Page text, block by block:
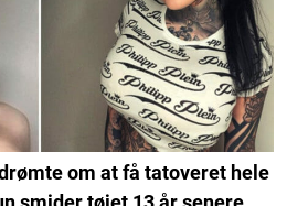
om at få tatoveret hele